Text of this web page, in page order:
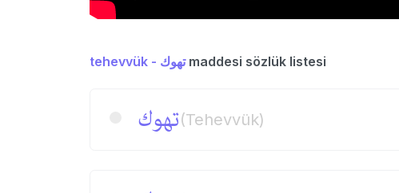
tehevvük - تهوكmaddesi sözlük listesi
تهوك(Tehevvük)